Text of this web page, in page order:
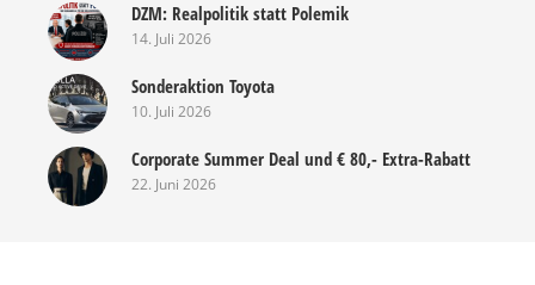
DZM: Realpolitik statt Polemik
14. Juli 2026
Sonderaktion Toyota
10. Juli 2026
Corporate Summer Deal und € 80,- Extra-Rabatt
22. Juni 2026